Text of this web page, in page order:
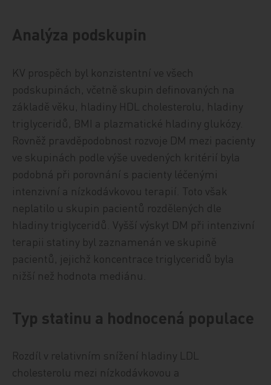
Analýza podskupin
KV prospěch byl konzistentní ve všech
podskupinách, včetně skupin definovaných na
základě věku, hladiny HDL cholesterolu, hladiny
triglyceridů, BMI a plazmatické hladiny glukózy.
Rovněž pravděpodobnost rozvoje DM mezi pacienty
ve skupinách podle výše uvedených kritérií byla
podobná při porovnání s pacienty léčenými
intenzivní a nízkodávkovou terapií. Toto však
neplatilo u skupin pacientů rozdělených dle
hladiny triglyceridů. Vyšší výskyt DM při intenzivní
terapii statiny byl zaznamenán ve skupině
pacientů, jejichž koncentrace triglyceridů byla
nižší než hodnota mediánu.
Typ statinu a hodnocená populace
Rozdíl v relativním snížení hladiny LDL
cholesterolu mezi nízkodávkovou a